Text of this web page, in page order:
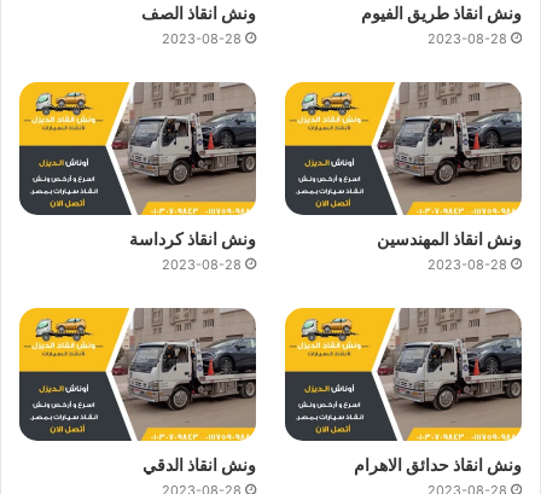
ونش انقاذ طريق الفيوم
2023-08-28
ونش انقاذ الصف
2023-08-28
ونش انقاذ المهندسين
2023-08-28
ونش انقاذ كرداسة
2023-08-28
ونش انقاذ حدائق الاهرام ونش انقاذ الدقي